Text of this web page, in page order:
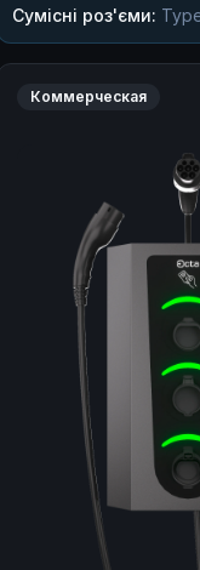
Сумісні роз'єми:
Коммерческая